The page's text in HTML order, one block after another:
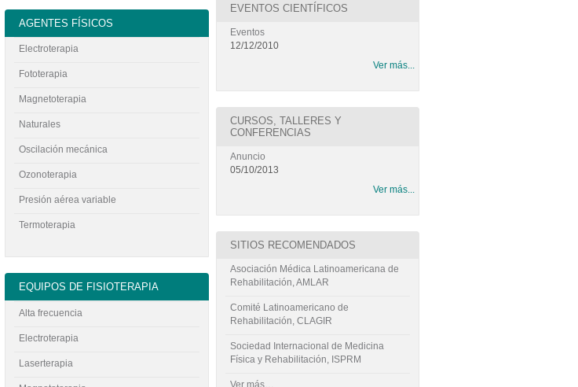
AGENTES FÍSICOS
Electroterapia
Fototerapia
Magnetoterapia
Naturales
Oscilación mecánica
Ozonoterapia
Presión aérea variable
Termoterapia
EQUIPOS DE FISIOTERAPIA
Alta frecuencia
Electroterapia
Laserterapia
EVENTOS CIENTÍFICOS
Eventos
12/12/2010
Ver más...
CURSOS, TALLERES Y
CONFERENCIAS
Anuncio
05/10/2013
Ver más...
SITIOS RECOMENDADOS
Asociación Médica Latinoamericana de
Rehabilitación, AMLAR
Comité Latinoamericano de
Rehabilitación, CLAGIR
Sociedad Internacional de Medicina
Física y Rehabilitación, ISPRM
Ver más…